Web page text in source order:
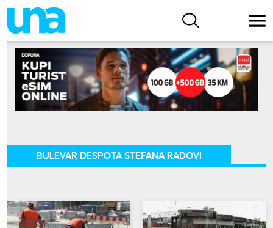
BULEVAR DESPOTA STEFANA RADOVI